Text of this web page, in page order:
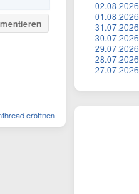
eröffnen
02.08.2026
01.08.2026
31.07.2026
30.07.2026
29.07.2026
28.07.2026
27.07.2026